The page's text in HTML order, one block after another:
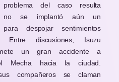
del caso resulta
se implantó aún un
despojar sentimientos
discusiones, Isuzu
un gran accidente a
hacia la ciudad.
compañeros se claman